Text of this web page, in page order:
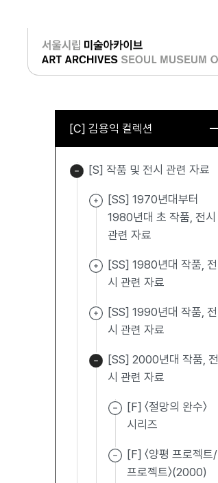
로그인
[C] 김용익 컬렉션
[S] 작품 및 전시 관련 자료
[SS] 1970년대부터
1980년대 초 작품, 전시
관련 자료
[SS] 1980년대 작품, 전
시 관련 자료
[SS] 1990년대 작품, 전
시 관련 자료
[SS] 2000년대 작품, 전
시 관련 자료
[F] 〈절망의 완수〉
시리즈
[F] 〈양평 프로젝트/
프로젝트〉(2000)